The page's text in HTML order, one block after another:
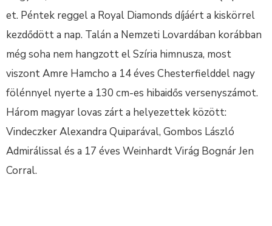
et. Péntek reggel a Royal Diamonds díjáért a kiskörrel
kezdődött a nap. Talán a Nemzeti Lovardában korábban
még soha nem hangzott el Szíria himnusza, most
viszont Amre Hamcho a 14 éves Chesterfielddel nagy
fölénnyel nyerte a 130 cm-es hibaidős versenyszámot.
Három magyar lovas zárt a helyezettek között:
Vindeczker Alexandra Quiparával, Gombos László
Admirálissal és a 17 éves Weinhardt Virág Bognár Jen
Corral.